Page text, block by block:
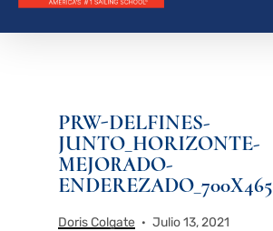
PRW-DELFINES-
JUNTO_HORIZONTE-
MEJORADO-
ENDEREZADO_700X465
Doris Colgate Julio 13, 2021